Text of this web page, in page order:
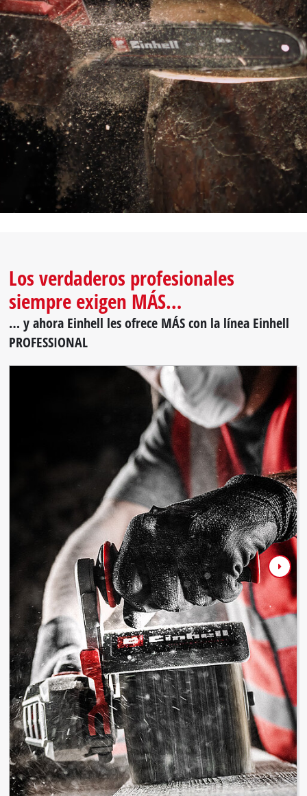
Los verdaderos profesionales
siempre exigen MÁS…
… y ahora Einhell les ofrece MÁS con la línea Einhell
PROFESSIONAL